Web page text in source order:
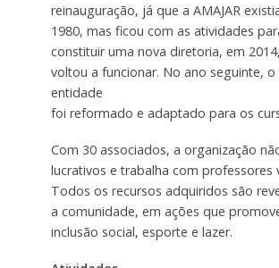
reinauguração, já que a AMAJAR
1980, mas ficou com as atividades
constituir uma nova diretoria, em
voltou a funcionar. No ano seguinte,
entidade
foi reformado e adaptado para os
Com 30 associados, a organização
lucrativos e trabalha com professores
Todos os recursos adquiridos são
a comunidade, em ações que
inclusão social, esporte e lazer.